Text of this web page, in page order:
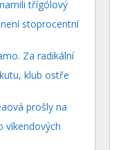
třígólový
stoprocentní
Za radikální
klub ostře
prošly na
víkendových